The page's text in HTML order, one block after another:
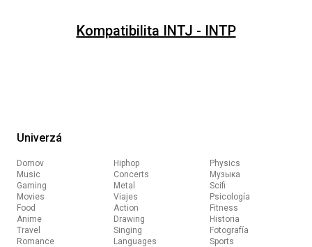
Kompatibilita INTJ - INTP
Univerzá
Domov
Music
Gaming
Movies
Food
Anime
Travel
Romance
Hiphop
Concerts
Metal
Viajes
Action
Drawing
Singing
Languages
Physics
Музыка
Scifi
Psicología
Fitness
Historia
Fotografía
Sports